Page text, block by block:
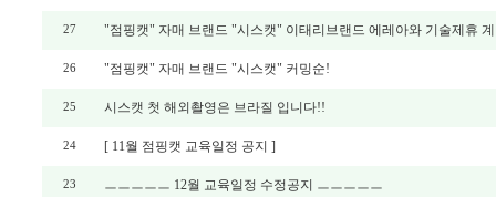
27 "점핑캣" 자매 브랜드 "시스캣" 이태리브랜드 에레아와 기술제휴
26 "점핑캣" 자매 브랜드 "시스캣" 커밍순!
25 시스캣 첫 해외촬영은 브라질 입니다!!
24 [ 11월 점핑캣 교육일정 공지 ]
23 ㅡㅡㅡㅡㅡ 12월 교육일정 수정공지 ㅡㅡㅡㅡㅡ